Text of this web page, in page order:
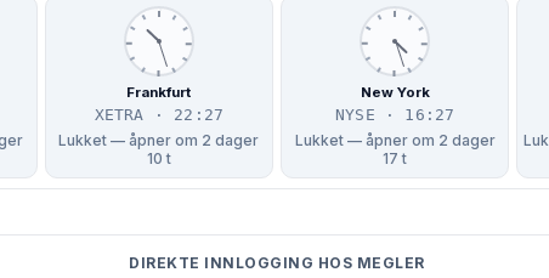
Frankfurt
XETRA · 22:27
Lukket — åpner om 2 dager
10 t
New York
NYSE · 16:27
Lukket — åpner om 2 dager
17 t
DIREKTE INNLOGGING HOS MEGLER